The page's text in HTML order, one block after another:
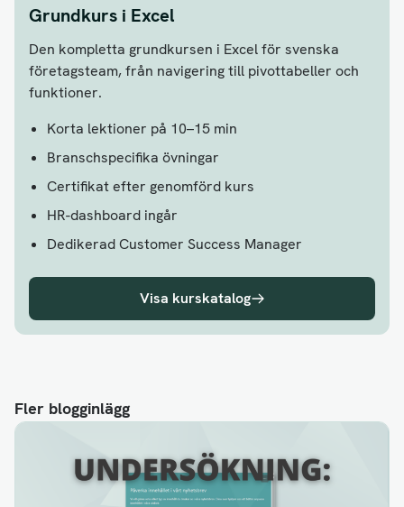
Grundkurs i Excel
Den kompletta grundkursen i Excel för svenska
företagsteam, från navigering till pivottabeller och
funktioner.
Korta lektioner på 10–15 min
Branschspecifika övningar
Certifikat efter genomförd kurs
HR-dashboard ingår
Dedikerad Customer Success Manager
Visa kurskatalog
Fler blogginlägg